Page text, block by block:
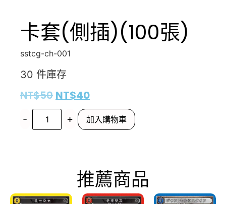
卡套(側插)(100張)
sstcg-ch-001
30 件庫存
NT$50 NT$40
- + 加入購物車
推薦商品